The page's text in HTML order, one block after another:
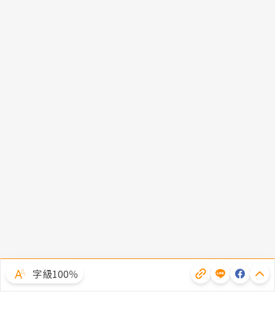
字級100％